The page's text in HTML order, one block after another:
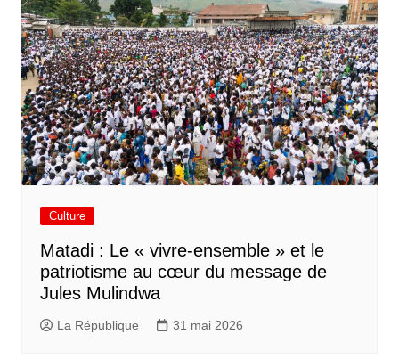
Culture
Matadi : Le « vivre-ensemble » et le
patriotisme au cœur du message de
Jules Mulindwa
La République 31 mai 2026